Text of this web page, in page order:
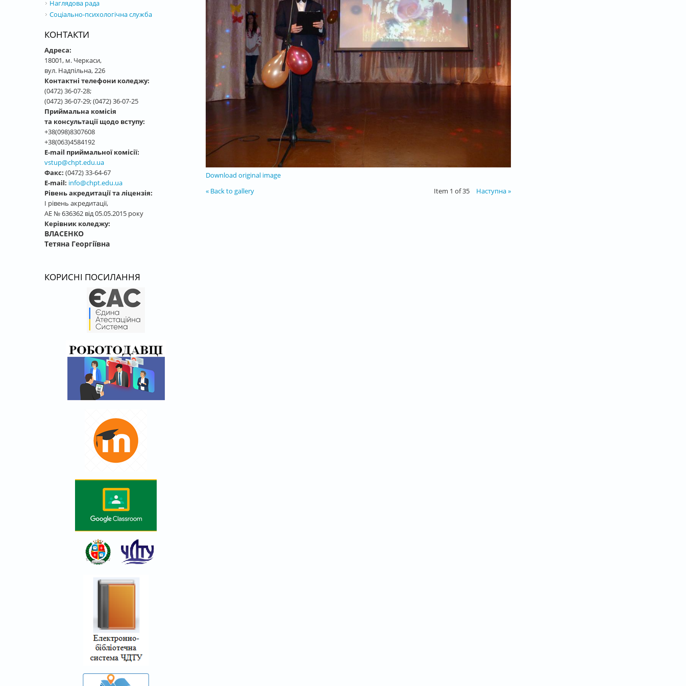
Download original image
« Back to gallery
Item 1 of 35 Наступна »
Наглядова рада
Соціально-психологічна служба
КОНТАКТИ
Адреса:
18001, м. Черкаси,
вул. Надпільна, 226
Контактні телефони коледжу:
(0472) 36-07-28;
(0472) 36-07-29; (0472) 36-07-25
Приймальна комісія
та консультації щодо вступу:
+38(098)8307608
+38(063)4584192
E-mail приймальної комісії:
vstup@chpt.edu.ua
Факс: (0472) 33-64-67
E-mail: info@chpt.edu.ua
Рівень акредитації та ліцензія:
І рівень акредитації,
АЕ № 636362 від 05.05.2015 року
Керівник коледжу:
ВЛАСЕНКО
Тетяна Георгіївна
КОРИСНІ ПОСИЛАННЯ